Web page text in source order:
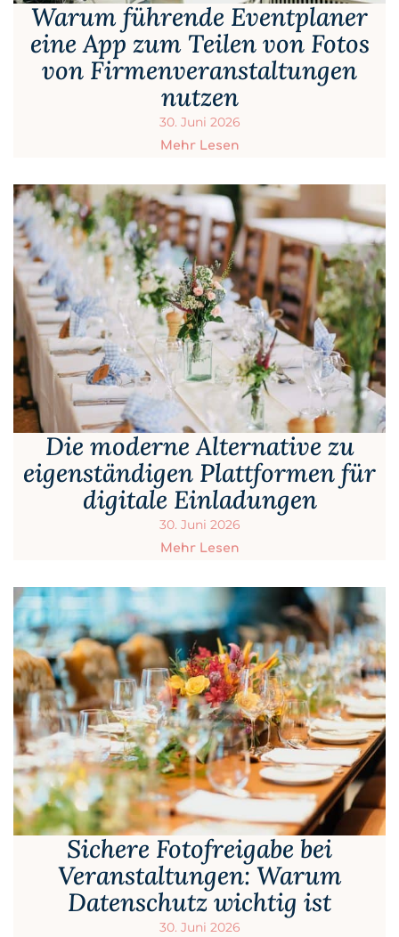
Warum führende Eventplaner
eine App zum Teilen von Fotos
von Firmenveranstaltungen
nutzen
30. Juni 2026
Mehr Lesen
Die moderne Alternative zu
eigenständigen Plattformen für
digitale Einladungen
30. Juni 2026
Mehr Lesen
Sichere Fotofreigabe bei
Veranstaltungen: Warum
Datenschutz wichtig ist
30. Juni 2026